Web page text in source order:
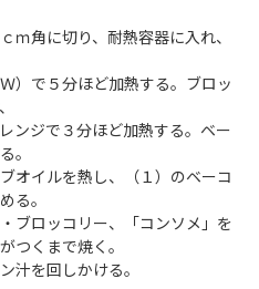
ｍ角に切り、耐熱容器に入れ、
）で５分ほど加熱する。ブロッ
ンジで３分ほど加熱する。ベー
。
オイルを熱し、（１）のベーコ
る。
ブロッコリー、「コンソメ」を
つくまで焼く。
汁を回しかける。